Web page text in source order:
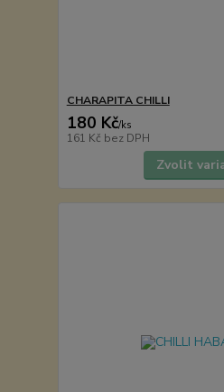
CHARAPITA CHILLI
180 Kč/ks
161 Kč bez DPH
Zvolit